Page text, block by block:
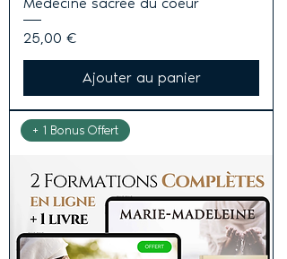
Prix
25,00 €
Ajouter au panier
+ 1 Bonus Offert